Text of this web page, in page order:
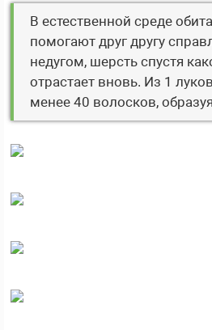
В естественной среде
помогают друг другу
недугом, шерсть спустя
отрастает вновь. Из 1
менее 40 волосков,